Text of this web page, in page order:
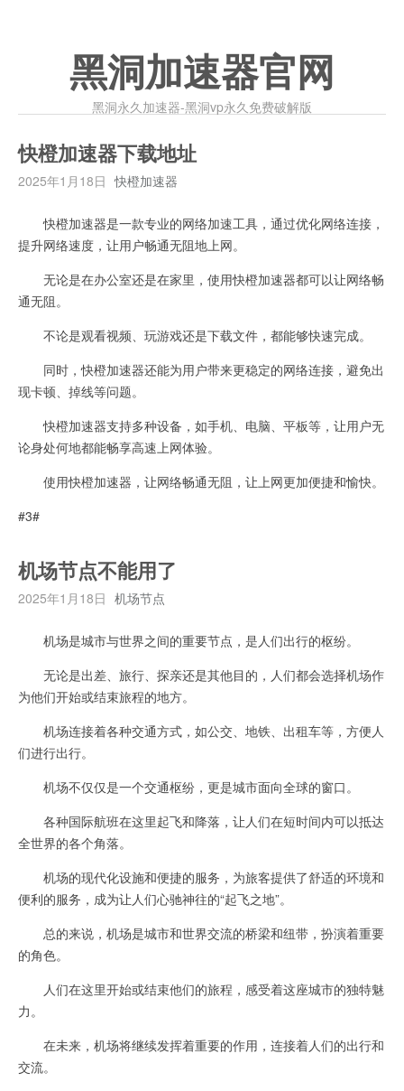
黑洞加速器官网
黑洞永久加速器-黑洞vp永久免费破解版
快橙加速器下载地址
2025年1月18日 快橙加速器
快橙加速器是一款专业的网络加速工具，通过优化网络连接，
提升网络速度，让用户畅通无阻地上网。
无论是在办公室还是在家里，使用快橙加速器都可以让网络畅
通无阻。
不论是观看视频、玩游戏还是下载文件，都能够快速完成。
同时，快橙加速器还能为用户带来更稳定的网络连接，避免出
现卡顿、掉线等问题。
快橙加速器支持多种设备，如手机、电脑、平板等，让用户无
论身处何地都能畅享高速上网体验。
使用快橙加速器，让网络畅通无阻，让上网更加便捷和愉快。
#3#
机场节点不能用了
2025年1月18日 机场节点
机场是城市与世界之间的重要节点，是人们出行的枢纷。
无论是出差、旅行、探亲还是其他目的，人们都会选择机场作
为他们开始或结束旅程的地方。
机场连接着各种交通方式，如公交、地铁、出租车等，方便人
们进行出行。
机场不仅仅是一个交通枢纷，更是城市面向全球的窗口。
各种国际航班在这里起飞和降落，让人们在短时间内可以抵达
全世界的各个角落。
机场的现代化设施和便捷的服务，为旅客提供了舒适的环境和
便利的服务，成为让人们心驰神往的“起飞之地”。
总的来说，机场是城市和世界交流的桥梁和纽带，扮演着重要
的角色。
人们在这里开始或结束他们的旅程，感受着这座城市的独特魅
力。
在未来，机场将继续发挥着重要的作用，连接着人们的出行和
交流。